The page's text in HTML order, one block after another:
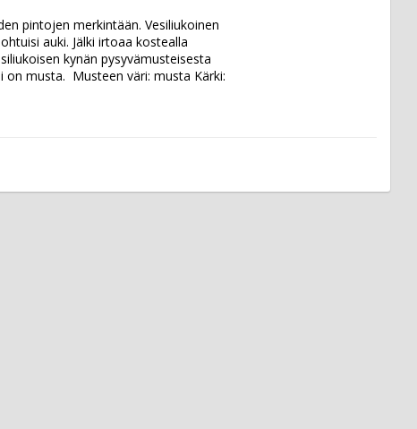
pintojen merkintään. Vesiliukoinen
auki. Jälki irtoaa kostealla
kynän pysyvämusteisesta
musta.  Musteen väri: musta Kärki: